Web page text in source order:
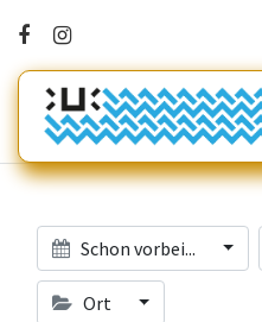
Schon vorbei...
Ort